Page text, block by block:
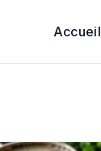
Accueil